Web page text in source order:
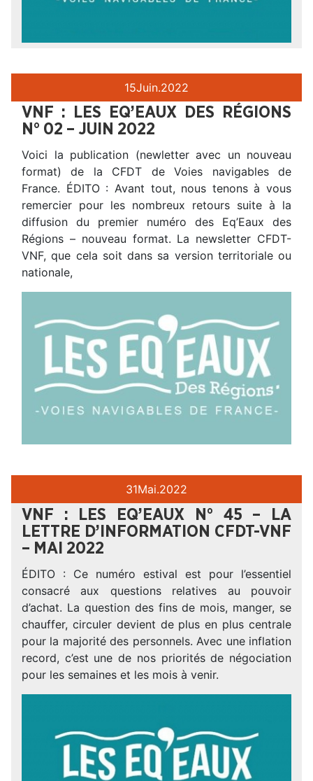
15Juin.2022
VNF : LES EQ’EAUX DES RÉGIONS
N° 02 – JUIN 2022
Voici la publication (newletter avec un nouveau
format) de la CFDT de Voies navigables de
France. ÉDITO : Avant tout, nous tenons à vous
remercier pour les nombreux retours suite à la
diffusion du premier numéro des Eq’Eaux des
Régions – nouveau format. La newsletter CFDT-
VNF, que cela soit dans sa version territoriale ou
nationale,
31Mai.2022
VNF : LES EQ’EAUX N° 45 – LA
LETTRE D’INFORMATION CFDT-VNF
– MAI 2022
ÉDITO : Ce numéro estival est pour l’essentiel
consacré aux questions relatives au pouvoir
d’achat. La question des fins de mois, manger, se
chauffer, circuler devient de plus en plus centrale
pour la majorité des personnels. Avec une inflation
record, c’est une de nos priorités de négociation
pour les semaines et les mois à venir.